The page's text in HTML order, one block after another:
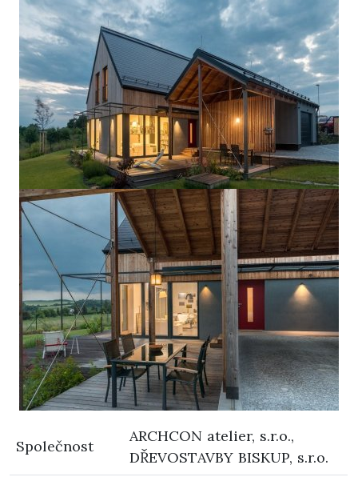
Společnost
ARCHCON atelier, s.r.o.,
DŘEVOSTAVBY BISKUP, s.r.o.